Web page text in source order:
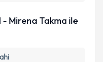
- Mirena Takma ile